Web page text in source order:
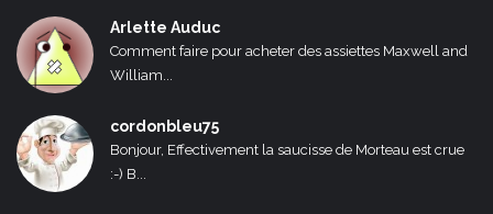
Arlette Auduc
Comment faire pour acheter des assiettes Maxwell and
William...
cordonbleu75
Bonjour, Effectivement la saucisse de Morteau est crue
:-) B...